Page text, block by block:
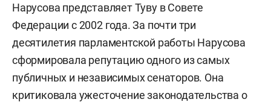
Нарусова представляет Туву в Совете
Федерации с 2002 года. За почти три
десятилетия парламентской работы Нарусова
сформировала репутацию одного из самых
публичных и независимых сенаторов. Она
критиковала ужесточение законодательства о